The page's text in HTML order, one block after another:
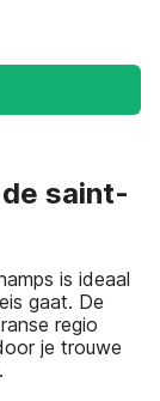
saint-
is ideaal
gaat. De
regio
je trouwe